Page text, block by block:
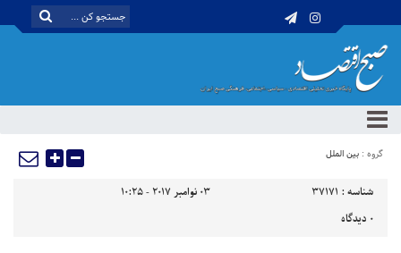
گروه : بین الملل
شناسه : 37171
03 نوامبر 2017 - 10:25
0 دیدگاه